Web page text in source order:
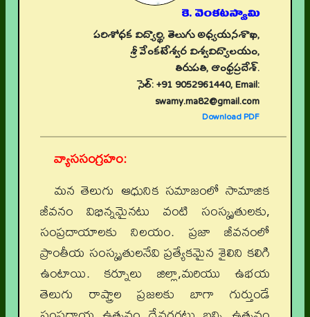
కె. వెంకటస్వామి
పరిశోధక విద్యార్థి, తెలుగు అధ్యయనశాఖ,
శ్రీ వేంకటేశ్వర విశ్వవిద్యాలయం,
తిరుపతి, ఆంధ్రప్రదేశ్.
సెల్: +91 9052961440, Email:
swamy.ma82@gmail.com
Download PDF
వ్యాససంగ్రహం:
మన తెలుగు ఆధునిక సమాజంలో సామాజిక
జీవనం విభిన్నమైనటు వంటి సంస్కృతులకు,
సంప్రదాయాలకు నిలయం. ప్రజా జీవనంలో
ప్రాంతీయ సంస్కృతులనేవి ప్రత్యేకమైన శైలిని కలిగి
ఉంటాయి. కర్నూలు జిల్లా,మరియు ఉభయ
తెలుగు రాష్త్రాల ప్రజలకు బాగా గుర్తుండే